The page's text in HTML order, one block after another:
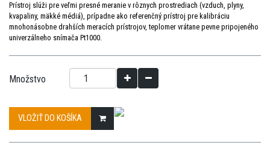
Prístroj slúži pre veľmi presné meranie v rôznych prostrediach (vzduch, plyny,
kvapaliny, mäkké médiá), prípadne ako referenčný prístroj pre kalibráciu
mnohonásobne drahších meracích prístrojov, teplomer vrátane pevne pripojeného
univerzálneho snímača Pt1000.
Množstvo
VLOŽIŤ DO KOŠÍKA